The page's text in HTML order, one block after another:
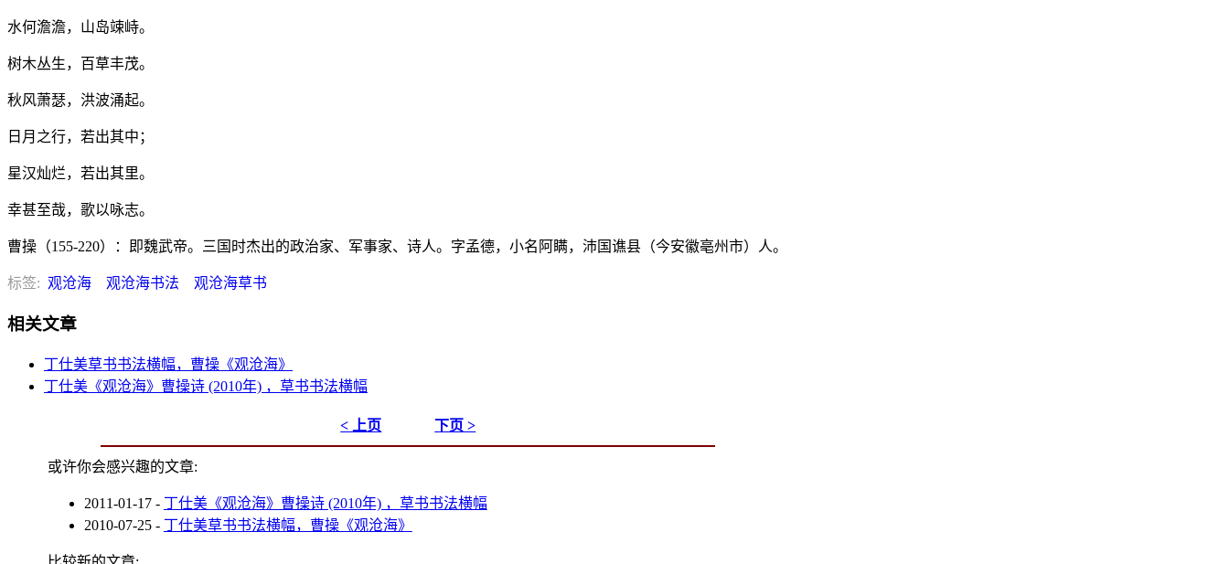
水何澹澹，山岛竦峙。
树木丛生，百草丰茂。
秋风萧瑟，洪波涌起。
日月之行，若出其中；
星汉灿烂，若出其里。
幸甚至哉，歌以咏志。
曹操（155-220）：即魏武帝。三国时杰出的政治家、军事家、诗人。字孟德，小名阿瞒，沛国谯县（今安徽亳州市）人。
标签: 观沧海 观沧海书法 观沧海草书
相关文章
丁仕美草书书法横幅，曹操《观沧海》
丁仕美《观沧海》曹操诗 (2010年) ，草书书法横幅
< 上页 下页 >
或许你会感兴趣的文章:
2011-01-17- 丁仕美《观沧海》曹操诗 (2010年) ，草书书法横幅
2010-07-25- 丁仕美草书书法横幅，曹操《观沧海》